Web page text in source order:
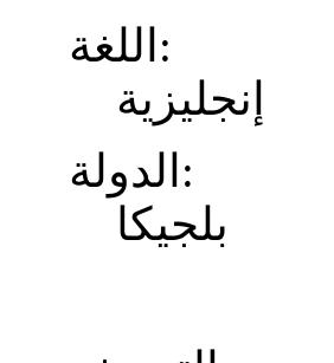
اللغة:
إنجليزية
الدولة:
بلجيكا